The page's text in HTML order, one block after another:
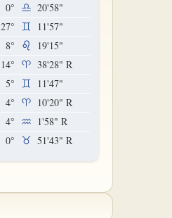
0°
20'58"
27°
11'57"
8°
19'15"
14° 38'28" R
5°
11'47"
4° 10'20" R
4° 1'58" R
0° 51'43" R